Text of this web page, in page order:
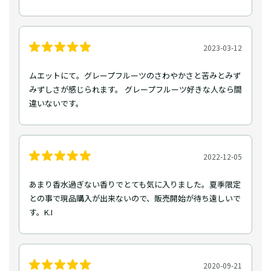
2023-03-12
ムエットにて。グレープフルーツのさわやかさと苦みとみず
みずしさが感じられます。 グレープフルーツ好きな人なら間
違いないです。
2022-12-05
あまり香水過ぎない香りでとても気に入りました。夏季限定
との事で現品購入が出来ないので、販売開始が待ち遠しいで
す。K.I
2020-09-21